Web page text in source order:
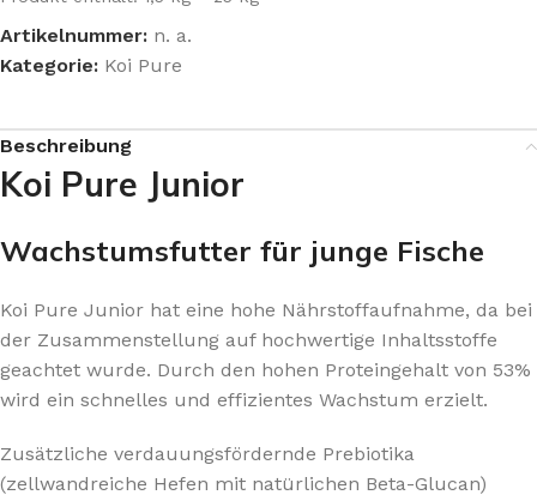
Artikelnummer: n. a.
Kategorie: Koi Pure
Beschreibung
Koi Pure Junior
Wachstumsfutter für junge Fische
Koi Pure Junior hat eine hohe Nährstoffaufnahme, da bei
der Zusammenstellung auf hochwertige Inhaltsstoffe
geachtet wurde. Durch den hohen Proteingehalt von 53%
wird ein schnelles und effizientes Wachstum erzielt.
Zusätzliche verdauungsfördernde Prebiotika
(zellwandreiche Hefen mit natürlichen Beta-Glucan)